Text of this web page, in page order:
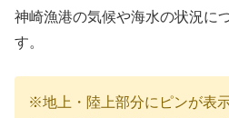
神崎漁港の気候や海水の状況に
す。
※地上・陸上部分にピンが表